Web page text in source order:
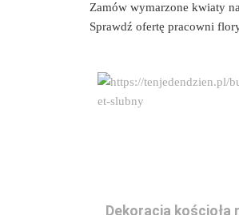
Zamów wymarzone kwiaty
Sprawdź ofertę pracowni
Dekoracja kościoła